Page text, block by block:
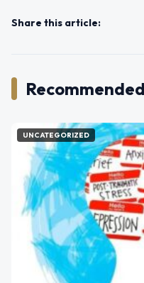
Share this article:
UNCATEGORIZED